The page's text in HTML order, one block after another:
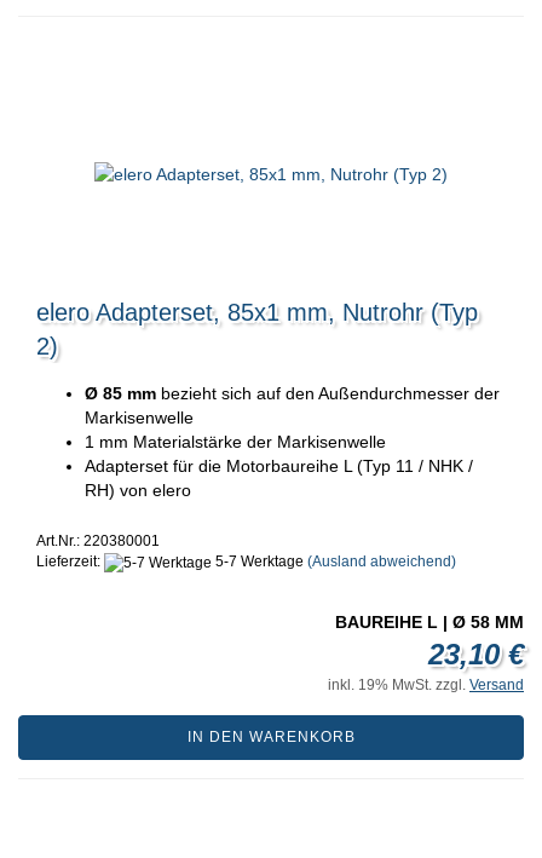
elero Adapterset, 85x1 mm, Nutrohr (Typ
2)
Ø 85 mm bezieht sich auf den Außendurchmesser der
Markisenwelle
1 mm Materialstärke der Markisenwelle
Adapterset für die Motorbaureihe L (Typ 11 / NHK /
RH) von elero
Art.Nr.: 220380001
Lieferzeit:
5-7 Werktage (Ausland abweichend)
BAUREIHE L | Ø 58 MM
23,10 €
inkl. 19% MwSt. zzgl. Versand
IN DEN WARENKORB